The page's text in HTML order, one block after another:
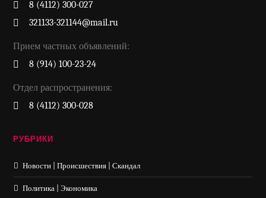
8 (4112) 300-027
321133-321144@mail.ru
Прием частных объявлений:
8 (914) 100-23-24
Отдел распространения:
8 (4112) 300-028
РУБРИКИ
Новости | Происшествия | Скандал
Политика | Экономика